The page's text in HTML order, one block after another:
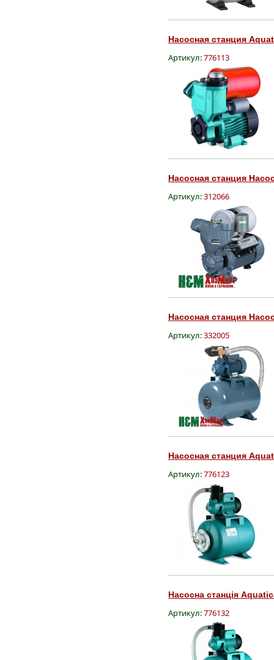
Насосная станция
Артикул:776113
Насосная станция
Артикул:312066
Насосная станция
Артикул:332005
Насосная станция
Артикул:776123
Насосна станція
Артикул:776132